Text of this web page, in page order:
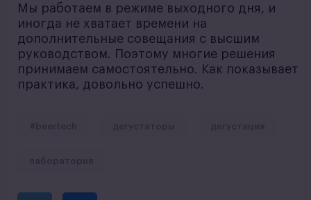
Мы работаем в режиме выходного дня, и
иногда не хватает времени на
дополнительные совещания с высшим
руководством. Поэтому многие решения
принимаем самостоятельно. Как показывает
практика, довольно успешно.